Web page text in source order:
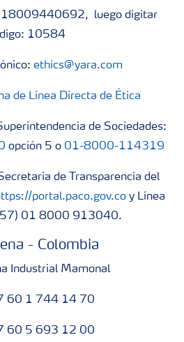
luego digitar
10584
ethics@yara.com
de Línea Directa de Ética
de Sociedades:
opción 5 o 01-8000-114319
de Transparencia del
portal.paco.gov.co y Línea
01 8000 913040.
- Colombia
Industrial Mamonal
60 1 744 14 70
60 5 693 12 00